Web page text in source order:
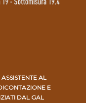
AL
E
DAL GAL